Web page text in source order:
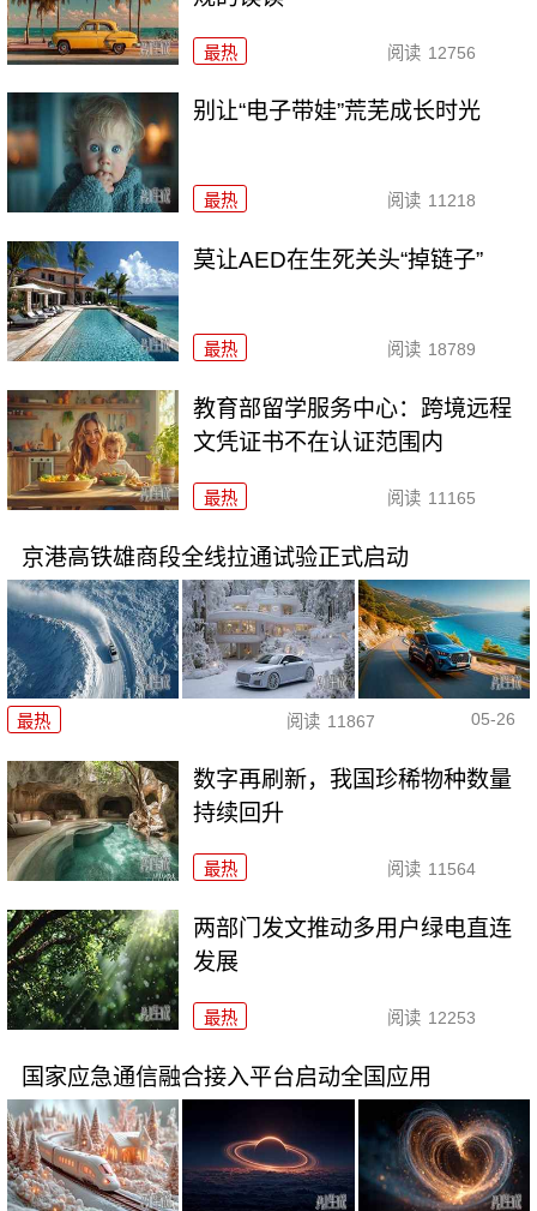
最热 阅读 12756
别让“电子带娃”荒芜成长时光
最热 阅读 11218
莫让AED在生死关头“掉链子”
最热 阅读 18789
教育部留学服务中心：跨境远程
文凭证书不在认证范围内
最热 阅读 11165
京港高铁雄商段全线拉通试验正式启动
最热 阅读 11867 05-26
数字再刷新，我国珍稀物种数量
持续回升
最热 阅读 11564
两部门发文推动多用户绿电直连
发展
最热 阅读 12253
国家应急通信融合接入平台启动全国应用